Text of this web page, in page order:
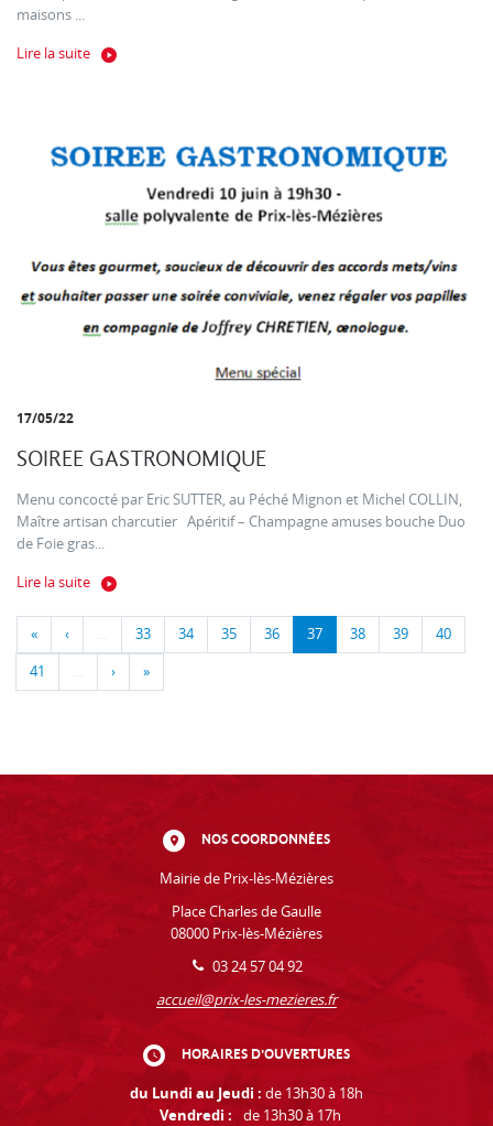
maisons ...
Lire la suite
17/05/22
SOIREE GASTRONOMIQUE
Menu concocté par Eric SUTTER, au Péché Mignon et Michel COLLIN,
Maître artisan charcutier Apéritif – Champagne amuses bouche Duo
de Foie gras...
Lire la suite
« ‹ … 33 34 35 36 37 38 39 40
41 … › »
NOS COORDONNÉES
Mairie de Prix-lès-Mézières
Place Charles de Gaulle
08000 Prix-lès-Mézières
03 24 57 04 92
accueil@prix-les-mezieres.fr
HORAIRES D'OUVERTURES
du Lundi au Jeudi : de 13h30 à 18h
Vendredi :
de 13h30 à 17h